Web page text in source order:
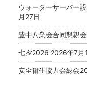
ウォーターサーバー
月27日
豊中八業会合同懇親
七夕2026 2026年7月
安全衛生協力会総会